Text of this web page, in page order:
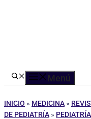
Menú
INICIO » MEDICINA »
DE PEDIATRÍA »